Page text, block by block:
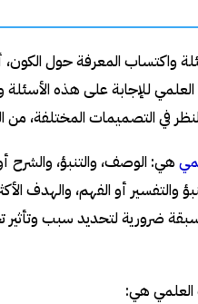
واكتساب المعرفة حول
للإجابة على هذه الأسئلة
في التصميمات المختلفة، من
هي: الوصف، والتنبؤ، والشرح
والتفسير أو الفهم، والهدف
ضرورية لتحديد سبب وتأثير
العلمي هي: